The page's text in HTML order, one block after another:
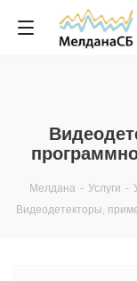
Мелдана - Услуги -
Видеодетекторы,